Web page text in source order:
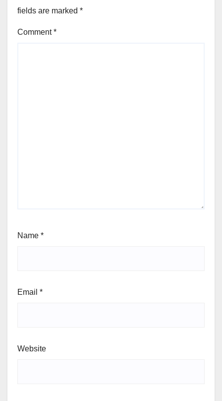
fields are marked *
Comment*
Name *
Email *
Website